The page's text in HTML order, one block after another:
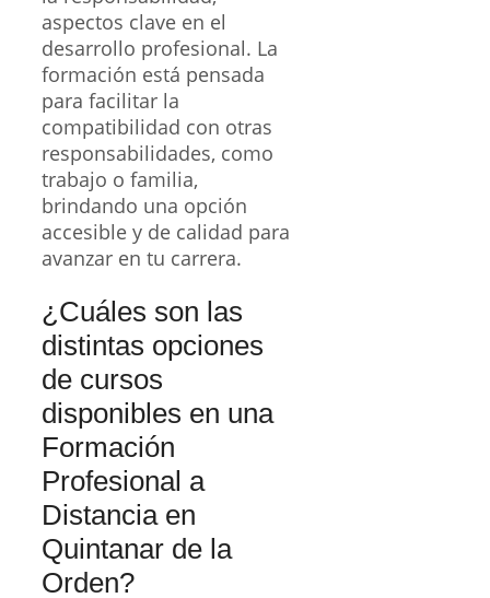
aspectos clave en el
desarrollo profesional. La
formación está pensada
para facilitar la
compatibilidad con otras
responsabilidades, como
trabajo o familia,
brindando una opción
accesible y de calidad para
avanzar en tu carrera.
¿Cuáles son las
distintas opciones
de cursos
disponibles en una
Formación
Profesional a
Distancia en
Quintanar de la
Orden?